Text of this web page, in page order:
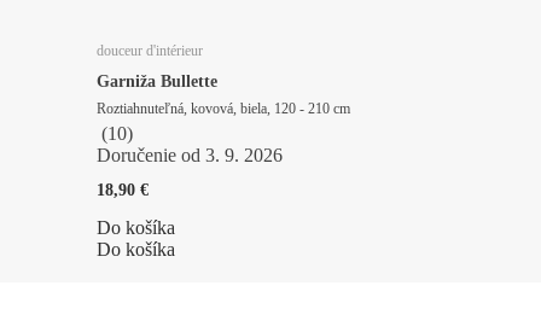
douceur d'intérieur
Garniža Bullette
Roztiahnuteľná, kovová, biela, 120 - 210 cm
(10)
Doručenie od 3. 9. 2026
18,90 €
Do košíka
Do košíka